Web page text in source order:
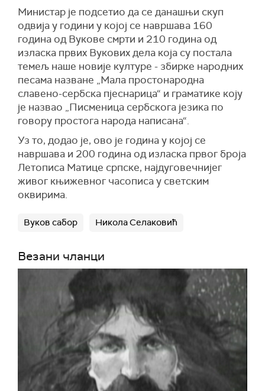
Министар је подсетио да се данашњи скуп
одвија у години у којој се навршава 160
година од Вукове смрти и 210 година од
изласка првих Вукових дела која су постала
темељ наше новије културе - збирке народних
песама назване „Мала простонародна
славено-сербска пјеснарица“ и граматике коју
је назвао „Писменица сербскога језика по
говору простога народа написана“.
Уз то, додао је, ово је година у којој се
навршава и 200 година од изласка првог броја
Летописа Матице српске, најдуговечнијег
живог књижевног часописа у светским
оквирима.
Вуков сабор Никола Селаковић
Везани чланци